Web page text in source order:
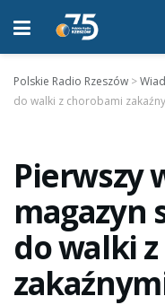
Polskie Radio Rzeszów >
do walki z chorobami
Pierwszy
magazyn
do walki